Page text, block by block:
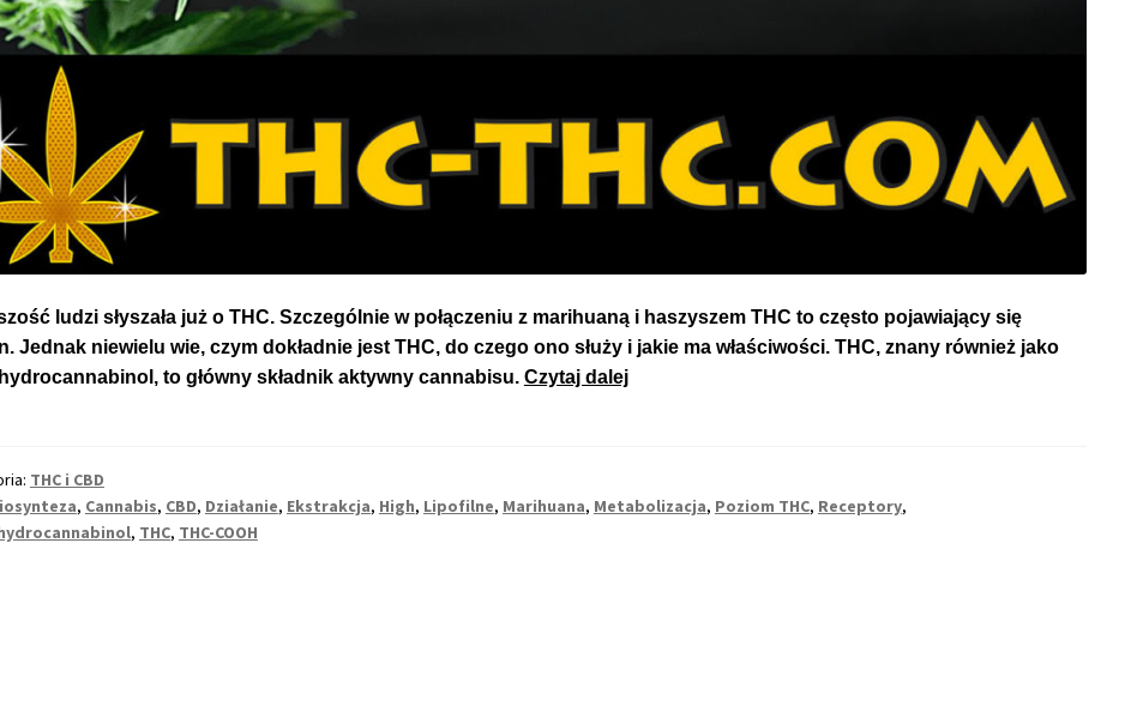
ludzi słyszała już o THC. Szczególnie w połączeniu z marihuaną i haszyszem THC to często pojawiający się
Jednak niewielu wie, czym dokładnie jest THC, do czego ono służy i jakie ma właściwości. THC, znany również jako
to główny składnik aktywny cannabisu. Czytaj dalejCzym
THC?
THC i CBD
, Cannabis, CBD, Działanie, Ekstrakcja, High, Lipofilne, Marihuana, Metabolizacja, Poziom THC, Receptory,
, THC, THC-COOH